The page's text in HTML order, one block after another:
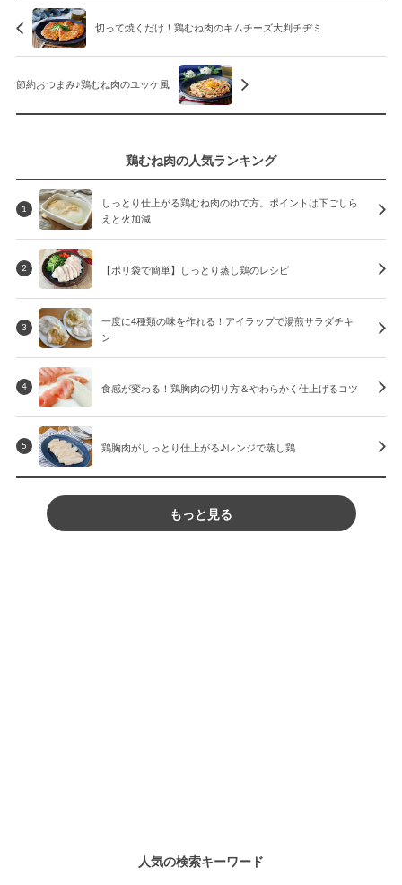
切って焼くだけ！鶏むね肉のキムチーズ大判チヂミ
節約おつまみ♪鶏むね肉のユッケ風
鶏むね肉の人気ランキング
1
しっとり仕上がる鶏むね肉のゆで方。ポイントは下ごしら
えと火加減
2 【ポリ袋で簡単】しっとり蒸し鶏のレシピ
3
一度に4種類の味を作れる！アイラップで湯煎サラダチキ
ン
4 食感が変わる！鶏胸肉の切り方＆やわらかく仕上げるコツ
5 鶏胸肉がしっとり仕上がる♪レンジで蒸し鶏
もっと見る
人気の検索キーワード